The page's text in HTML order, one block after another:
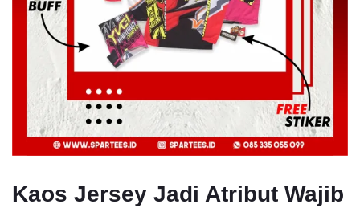
Kaos Jersey Jadi Atribut Wajib